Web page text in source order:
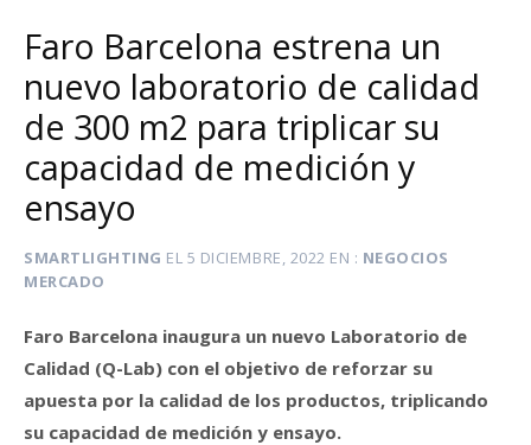
Faro Barcelona estrena un
nuevo laboratorio de calidad
de 300 m2 para triplicar su
capacidad de medición y
ensayo
SMARTLIGHTING EL 5 DICIEMBRE, 2022 EN
NEGOCIOS
MERCADO
Faro Barcelona inaugura un nuevo Laboratorio de
Calidad (Q-Lab) con el objetivo de reforzar su
apuesta por la calidad de los productos, triplicando
su capacidad de medición y ensayo.